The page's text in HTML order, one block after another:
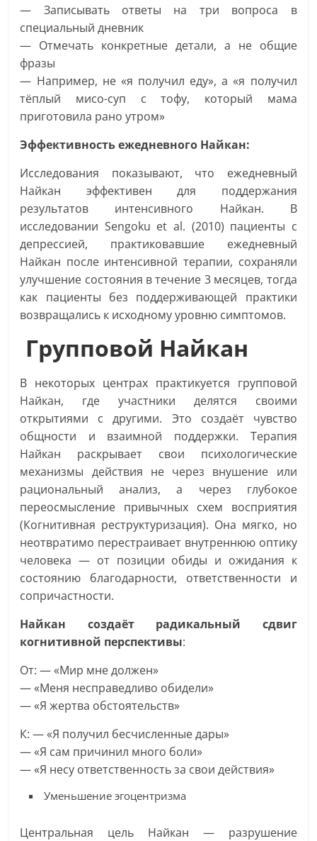
— Записывать ответы на три вопроса в
специальный дневник
— Отмечать конкретные детали, а не общие
фразы
— Например, не «я получил еду», а «я получил
тёплый мисо-суп с тофу, который мама
приготовила рано утром»
Эффективность ежедневного Найкан:
Исследования показывают, что ежедневный
Найкан эффективен для поддержания
результатов интенсивного Найкан. В
исследовании Sengoku et al. (2010) пациенты с
депрессией, практиковавшие ежедневный
Найкан после интенсивной терапии, сохраняли
улучшение состояния в течение 3 месяцев, тогда
как пациенты без поддерживающей практики
возвращались к исходному уровню симптомов.
Групповой Найкан
В некоторых центрах практикуется групповой
Найкан, где участники делятся своими
открытиями с другими. Это создаёт чувство
общности и взаимной поддержки. Терапия
Найкан раскрывает свои психологические
механизмы действия не через внушение или
рациональный анализ, а через глубокое
переосмысление привычных схем восприятия
(Когнитивная реструктуризация). Она мягко, но
неотвратимо перестраивает внутреннюю оптику
человека — от позиции обиды и ожидания к
состоянию благодарности, ответственности и
сопричастности.
Найкан создаёт радикальный сдвиг
когнитивной перспективы:
От: — «Мир мне должен»
— «Меня несправедливо обидели»
— «Я жертва обстоятельств»
К: — «Я получил бесчисленные дары»
— «Я сам причинил много боли»
— «Я несу ответственность за свои действия»
Уменьшение эгоцентризма
Центральная цель Найкан — разрушение